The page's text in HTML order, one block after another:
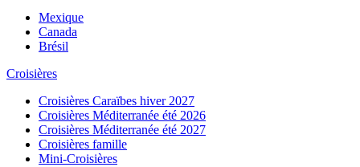
Mexique
Canada
Brésil
Croisières
Croisières Caraïbes hiver 2027
Croisières Méditerranée été 2026
Croisières Méditerranée été 2027
Croisières famille
Mini-Croisières